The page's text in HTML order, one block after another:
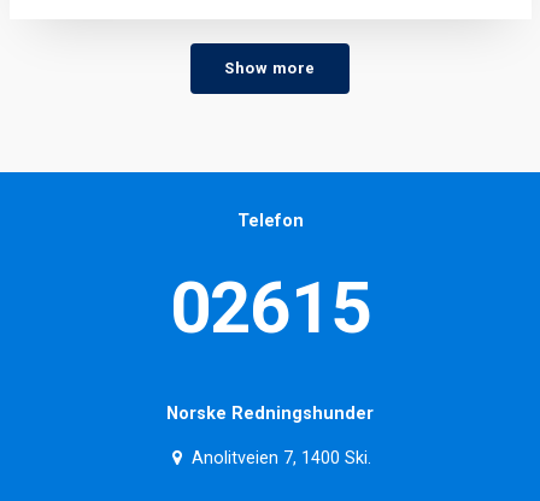
Show more
Telefon
02615
Norske Redningshunder
Anolitveien 7, 1400 Ski.